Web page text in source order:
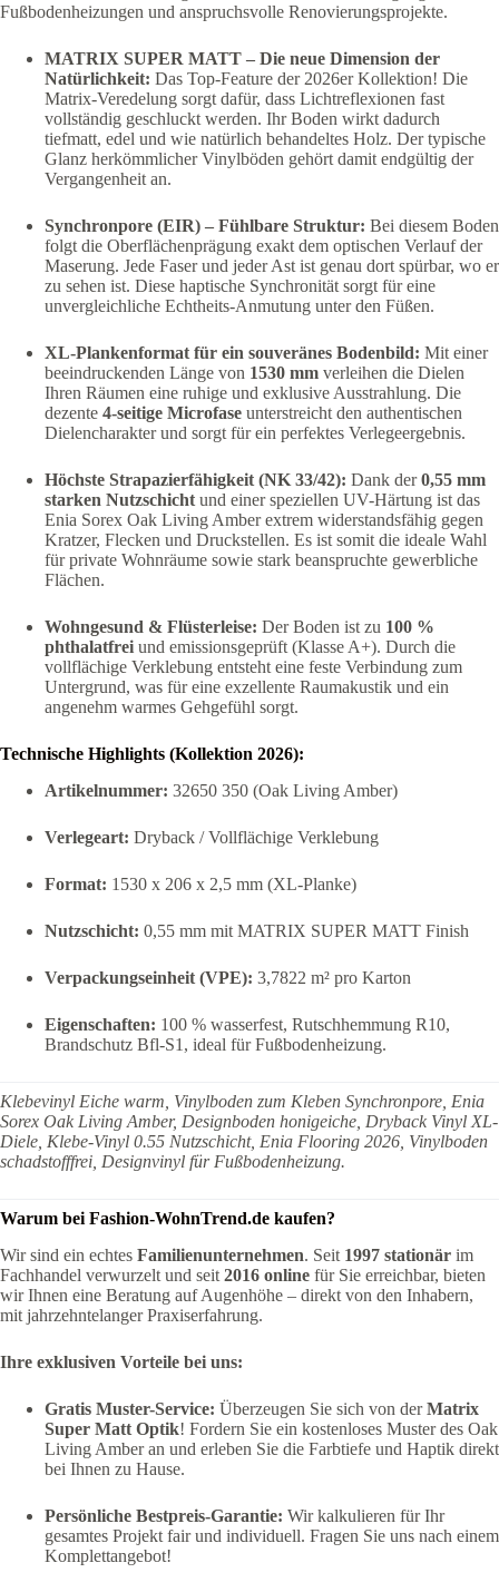
Fußbodenheizungen und anspruchsvolle Renovierungsprojekte.
MATRIX SUPER MATT – Die neue Dimension der
Natürlichkeit: Das Top-Feature der 2026er Kollektion! Die
Matrix-Veredelung sorgt dafür, dass Lichtreflexionen fast
vollständig geschluckt werden. Ihr Boden wirkt dadurch
tiefmatt, edel und wie natürlich behandeltes Holz. Der typische
Glanz herkömmlicher Vinylböden gehört damit endgültig der
Vergangenheit an.
Synchronpore (EIR) – Fühlbare Struktur: Bei diesem Boden
folgt die Oberflächenprägung exakt dem optischen Verlauf der
Maserung. Jede Faser und jeder Ast ist genau dort spürbar, wo er
zu sehen ist. Diese haptische Synchronität sorgt für eine
unvergleichliche Echtheits-Anmutung unter den Füßen.
XL-Plankenformat für ein souveränes Bodenbild: Mit einer
beeindruckenden Länge von 1530 mm verleihen die Dielen
Ihren Räumen eine ruhige und exklusive Ausstrahlung. Die
dezente 4-seitige Microfase unterstreicht den authentischen
Dielencharakter und sorgt für ein perfektes Verlegeergebnis.
Höchste Strapazierfähigkeit (NK 33/42): Dank der0,55 mm
starken Nutzschichtund einer speziellen UV-Härtung ist das
Enia Sorex Oak Living Amber extrem widerstandsfähig gegen
Kratzer, Flecken und Druckstellen. Es ist somit die ideale Wahl
für private Wohnräume sowie stark beanspruchte gewerbliche
Flächen.
Wohngesund & Flüsterleise: Der Boden ist zu 100 %
phthalatfrei und emissionsgeprüft (Klasse A+). Durch die
vollflächige Verklebung entsteht eine feste Verbindung zum
Untergrund, was für eine exzellente Raumakustik und ein
angenehm warmes Gehgefühl sorgt.
Technische Highlights (Kollektion 2026):
Artikelnummer: 32650 350 (Oak Living Amber)
Verlegeart: Dryback / Vollflächige Verklebung
Format: 1530 x 206 x 2,5 mm (XL-Planke)
Nutzschicht: 0,55 mm mit MATRIX SUPER MATT Finish
Verpackungseinheit (VPE): 3,7822 m² pro Karton
Eigenschaften: 100 % wasserfest, Rutschhemmung R10,
Brandschutz Bfl-S1, ideal für Fußbodenheizung.
Klebevinyl Eiche warm, Vinylboden zum Kleben Synchronpore, Enia
Sorex Oak Living Amber, Designboden honigeiche, Dryback Vinyl XL-
Diele, Klebe-Vinyl 0.55 Nutzschicht, Enia Flooring 2026, Vinylboden
schadstofffrei, Designvinyl für Fußbodenheizung.
Warum bei Fashion-WohnTrend.de kaufen?
Wir sind ein echtes Familienunternehmen. Seit 1997 stationär im
Fachhandel verwurzelt und seit 2016 online für Sie erreichbar, bieten
wir Ihnen eine Beratung auf Augenhöhe – direkt von den Inhabern,
mit jahrzehntelanger Praxiserfahrung.
Ihre exklusiven Vorteile bei uns:
Gratis Muster-Service: Überzeugen Sie sich von derMatrix
Super Matt Optik! Fordern Sie ein kostenloses Muster des Oak
Living Amber an und erleben Sie die Farbtiefe und Haptik direkt
bei Ihnen zu Hause.
Persönliche Bestpreis-Garantie: Wir kalkulieren für Ihr
gesamtes Projekt fair und individuell. Fragen Sie uns nach einem
Komplettangebot!